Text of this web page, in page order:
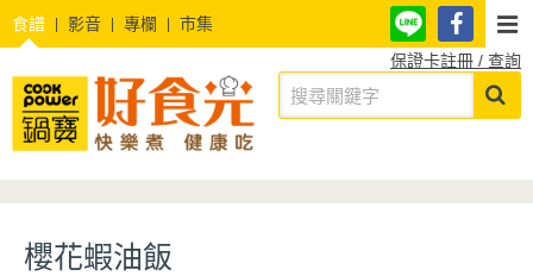
食譜 影音 專欄
市集
保證卡註冊 / 查詢
櫻花蝦油飯